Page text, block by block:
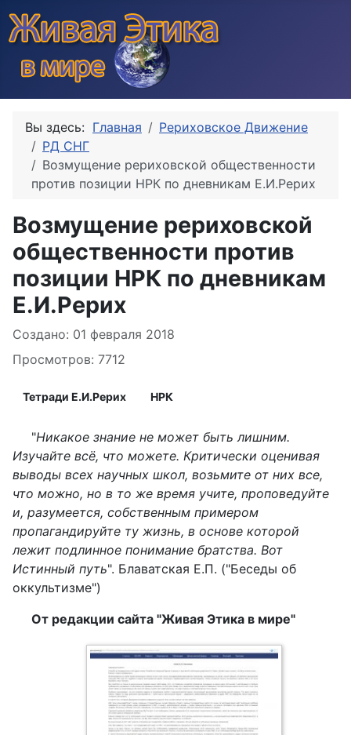
Вы здесь: Главная
Рериховское Движение
РД СНГ
Возмущение рериховской общественности
против позиции НРК по дневникам Е.И.Рерих
Возмущение рериховской
общественности против
позиции НРК по дневникам
Е.И.Рерих
Информация о материале
Создано: 01 февраля 2018
Просмотров: 7712
Тетради Е.И.Рерих НРК
"Никакое знание не может быть лишним.
Изучайте всё, что можете. Критически оценивая
выводы всех научных школ, возьмите от них все,
что можно, но в то же время учите, проповедуйте
и, разумеется, собственным примером
пропагандируйте ту жизнь, в основе которой
лежит подлинное понимание братства. Вот
Истинный путь". Блаватская Е.П. ("Беседы об
оккультизме")
От редакции сайта "Живая Этика в мире"